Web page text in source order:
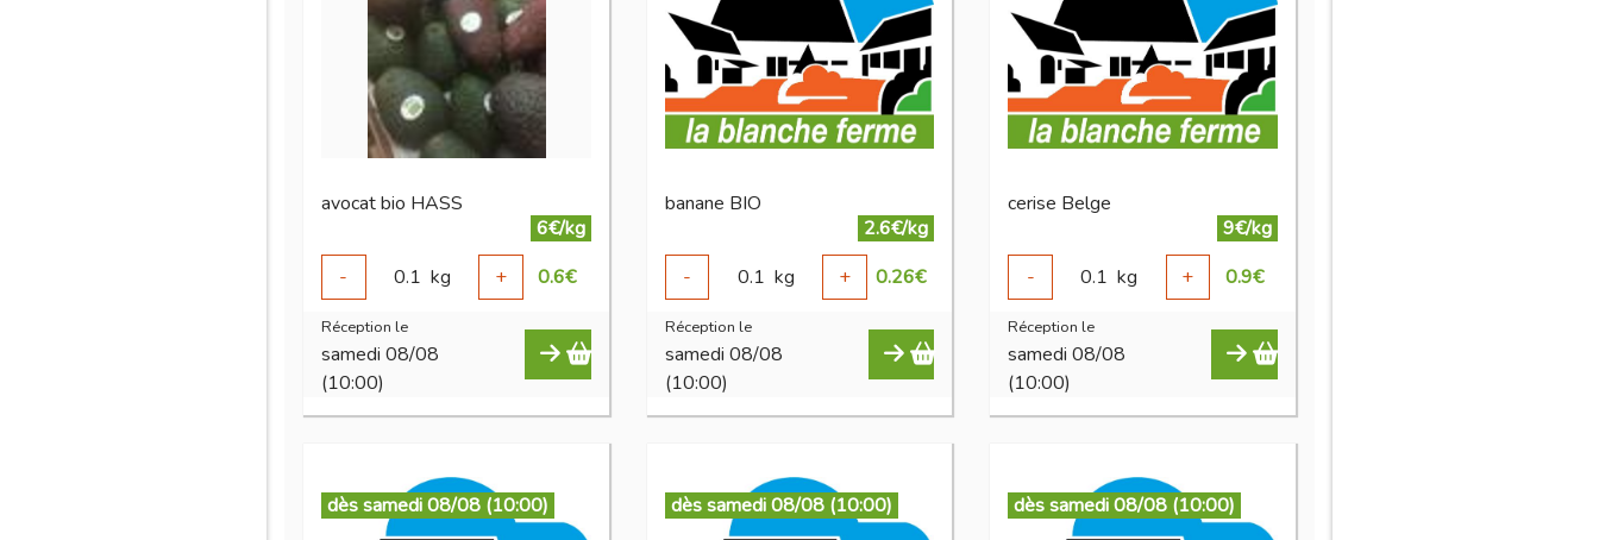
avocat bio HASS
6€/kg
-
0.1 kg + 0.6€
Réception le
samedi 08/08
(10:00)
banane BIO
2.6€/kg
-
0.1 kg + 0.26€
Réception le
samedi 08/08
(10:00)
cerise Belge
9€/kg
-
0.1 kg + 0.9€
Réception le
samedi 08/08
(10:00)
dès samedi 08/08 (10:00) dès samedi 08/08 (10:00) dès samedi 08/08 (10:00)